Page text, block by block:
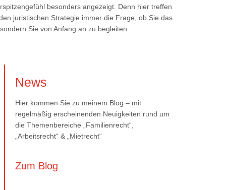
besonders angezeigt. Denn hier treffen
juristischen Strategie immer die Frage, ob Sie das
Sie von Anfang an zu begleiten.
News
Hier kommen Sie zu meinem Blog – mit
regelmäßig erscheinenden Neuigkeiten rund um
die Themenbereiche „Familienrecht“,
„Arbeitsrecht“ & „Mietrecht“
Zum Blog